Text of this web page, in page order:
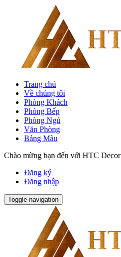
Trang chủ
Về chúng tôi
Phòng Khách
Phòng Bếp
Phòng Ngủ
Văn Phòng
Bảng Màu
Chào mừng bạn đến với HTC Decor
Đăng ký
Đăng nhập
Toggle navigation